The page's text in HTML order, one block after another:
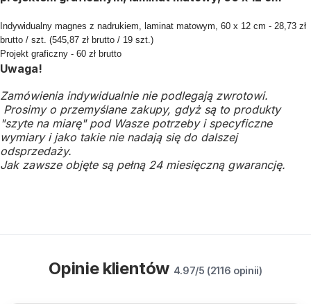
Indywidualny magnes z nadrukiem, laminat matowym, 60 x 12 cm - 28,73 zł
brutto / szt. (545,87 zł brutto / 19 szt.)
Projekt graficzny - 60 zł brutto
Uwaga!
Zamówienia indywidualnie nie podlegają zwrotowi.
Prosimy o przemyślane zakupy, gdyż są to produkty
"szyte na miarę" pod Wasze potrzeby i specyficzne
wymiary i jako takie nie nadają się do dalszej
odsprzedaży.
Jak zawsze objęte są pełną 24 miesięczną gwarancję.
Opinie klientów 4.97/5 (2116 opinii)